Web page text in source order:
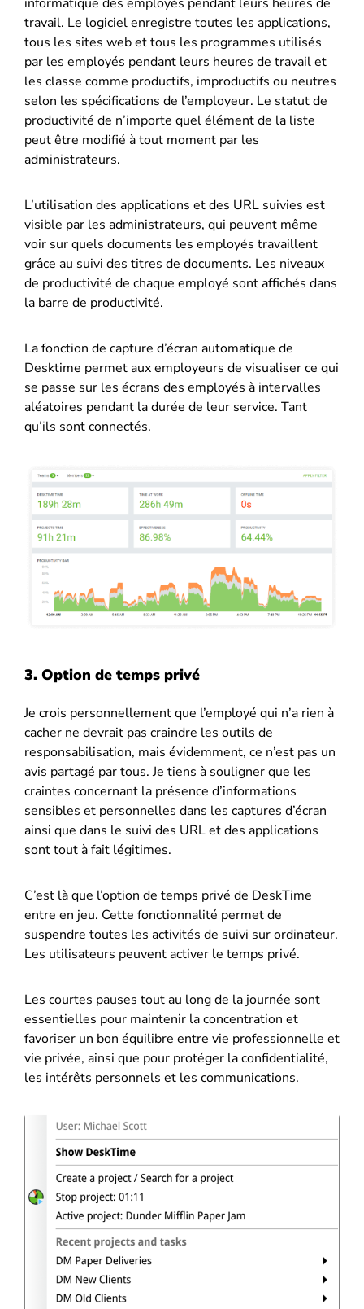
travail. Le logiciel enregistre toutes les applications,
tous les sites web et tous les programmes utilisés
par les employés pendant leurs heures de travail et
les classe comme productifs, improductifs ou neutres
selon les spécifications de l’employeur. Le statut de
productivité de n’importe quel élément de la liste
peut être modifié à tout moment par les
administrateurs.
L’utilisation des applications et des URL suivies est
visible par les administrateurs, qui peuvent même
voir sur quels documents les employés travaillent
grâce au suivi des titres de documents. Les niveaux
de productivité de chaque employé sont affichés dans
la barre de productivité.
La fonction de capture d’écran automatique de
Desktime permet aux employeurs de visualiser ce qui
se passe sur les écrans des employés à intervalles
aléatoires pendant la durée de leur service. Tant
qu’ils sont connectés.
3. Option de temps privé
Je crois personnellement que l’employé qui n’a rien à
cacher ne devrait pas craindre les outils de
responsabilisation, mais évidemment, ce n’est pas un
avis partagé par tous. Je tiens à souligner que les
craintes concernant la présence d’informations
sensibles et personnelles dans les captures d’écran
ainsi que dans le suivi des URL et des applications
sont tout à fait légitimes.
C’est là que l’option de temps privé de DeskTime
entre en jeu. Cette fonctionnalité permet de
suspendre toutes les activités de suivi sur ordinateur.
Les utilisateurs peuvent activer le temps privé.
Les courtes pauses tout au long de la journée sont
essentielles pour maintenir la concentration et
favoriser un bon équilibre entre vie professionnelle et
vie privée, ainsi que pour protéger la confidentialité,
les intérêts personnels et les communications.